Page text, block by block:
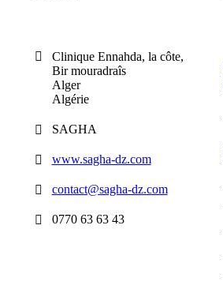
Clinique Ennahda, la côte,
Bir mouradraîs
Alger
Algérie
SAGHA
www.sagha-dz.com
contact@sagha-dz.com
0770 63 63 43